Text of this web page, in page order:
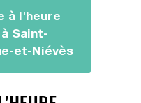
à l'heure
Saint-
et-Niévès